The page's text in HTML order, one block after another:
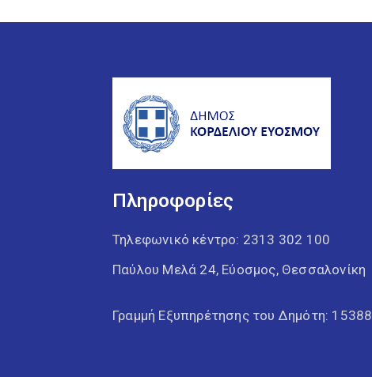
Πληροφορίες
Τηλεφωνικό κέντρο: 2313 302 100
Παύλου Μελά 24, Εύοσμος, Θεσσαλονίκη
Γραμμή Εξυπηρέτησης του Δημότη: 15388